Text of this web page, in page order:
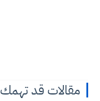
مقالات قد تهمك